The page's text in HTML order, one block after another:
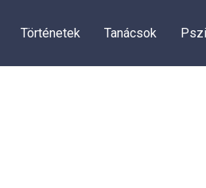
Történetek Tanácsok